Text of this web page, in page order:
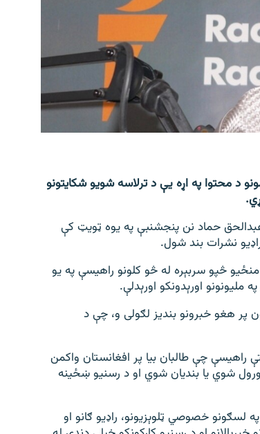
د محتوا په اړه یې د ترلاسه شویو شکایتونو
حماد نن پنجشنبې په یوه ټویټ کې
نشرات بند شول.
منځیو څپو سربېره له څو کلونو راهیسې په یو
پر هغو خبرونو بندیز لګولی و، چې د
راهیسې چې طالبان بیا پر افغانستان واکمن
شوي یا بندیان شوي او د رسنیو ښځینه
لسګونو خصوصي ټلوېزیونو، راډیو ګانو او